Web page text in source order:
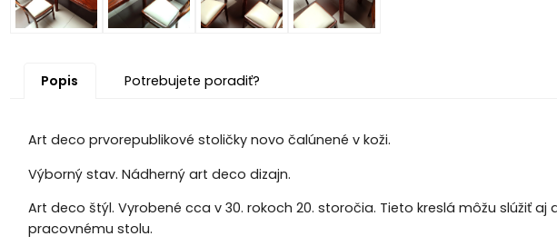
Popis Potrebujete poradiť?
Art deco prvorepublikové stoličky novo čalúnené v koži.
Výborný stav. Nádherný art deco dizajn.
Art deco štýl. Vyrobené cca v 30. rokoch 20. storočia. Tieto kreslá môžu slúžiť aj
pracovnému stolu.